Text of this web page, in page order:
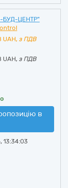
БУД-ЦЕНТР"
UAH, з ПДВ
UAH, з ПДВ
в
13:34:03